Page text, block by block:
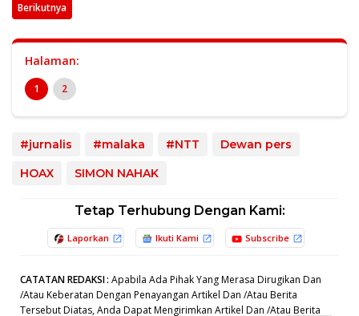
Berikutnya
Halaman:
1 2
#jurnalis #malaka #NTT
Dewan pers
HOAX
SIMON NAHAK
Tetap Terhubung Dengan Kami:
Laporkan Ikuti Kami Subscribe
CATATAN REDAKSI: Apabila Ada Pihak Yang Merasa Dirugikan Dan
/Atau Keberatan Dengan Penayangan Artikel Dan /Atau Berita
Tersebut Diatas, Anda Dapat Mengirimkan Artikel Dan /Atau Berita